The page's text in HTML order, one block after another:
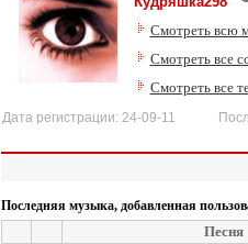
Смотреть всю
Смотреть все
Смотреть все
Дата регистрации: 24-09-11
Последняя музыка, добавленная
Песня